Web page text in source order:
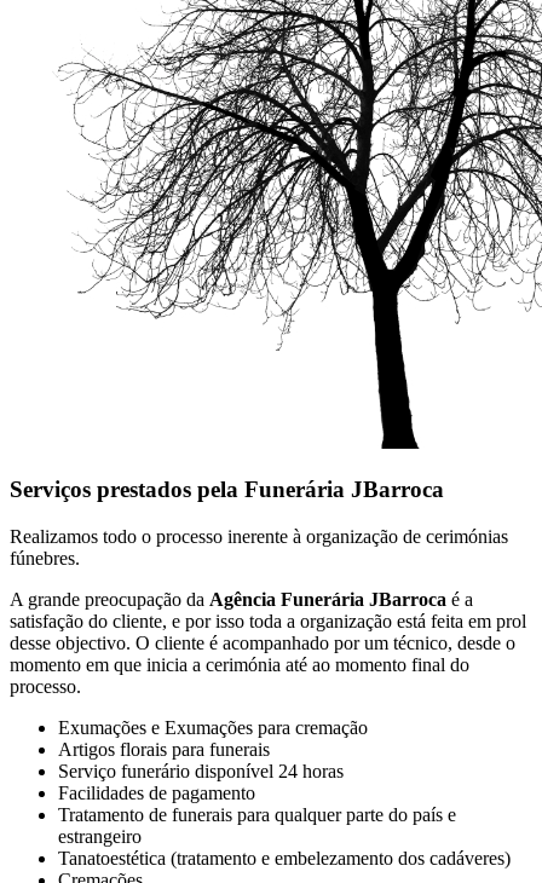
Serviços prestados pela Funerária JBarroca
Realizamos todo o processo inerente à organização de cerimónias
fúnebres.
A grande preocupação da Agência Funerária JBarroca é a
satisfação do cliente, e por isso toda a organização está feita em prol
desse objectivo. O cliente é acompanhado por um técnico, desde o
momento em que inicia a cerimónia até ao momento final do
processo.
Exumações e Exumações para cremação
Artigos florais para funerais
Serviço funerário disponível 24 horas
Facilidades de pagamento
Tratamento de funerais para qualquer parte do país e
estrangeiro
Tanatoestética (tratamento e embelezamento dos cadáveres)